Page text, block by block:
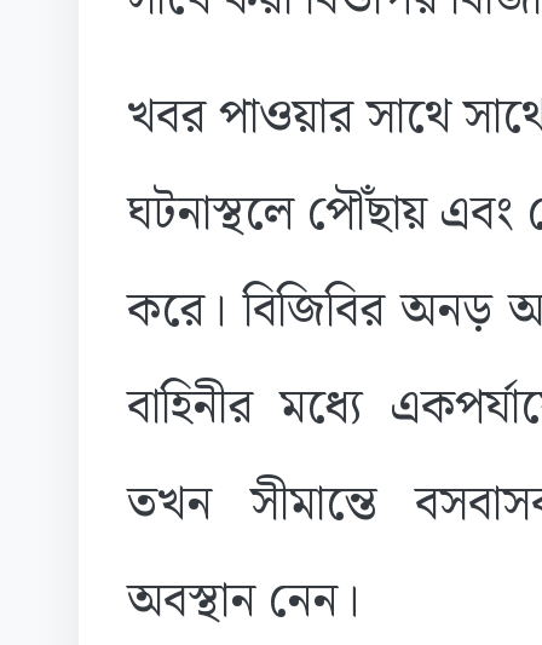
খবর পাওয়ার সাথে
ঘটনাস্থলে পৌঁছায় এবং
করে। বিজিবির অনড়
বাহিনীর মধ্যে
তখন সীমান্তে
অবস্থান নেন।